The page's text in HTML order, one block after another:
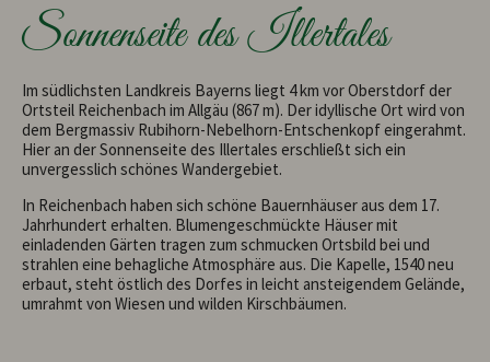
Sonnenseite des Illertales
Im südlichsten Landkreis Bayerns liegt 4 km vor Oberstdorf der
Ortsteil Reichenbach im Allgäu (867 m). Der idyllische Ort wird von
dem Bergmassiv Rubihorn-Nebelhorn-Entschenkopf eingerahmt.
Hier an der Sonnenseite des Illertales erschließt sich ein
unvergesslich schönes Wandergebiet.
In Reichenbach haben sich schöne Bauernhäuser aus dem 17.
Jahrhundert erhalten. Blumengeschmückte Häuser mit
einladenden Gärten tragen zum schmucken Ortsbild bei und
strahlen eine behagliche Atmosphäre aus. Die Kapelle, 1540 neu
erbaut, steht östlich des Dorfes in leicht ansteigendem Gelände,
umrahmt von Wiesen und wilden Kirschbäumen.